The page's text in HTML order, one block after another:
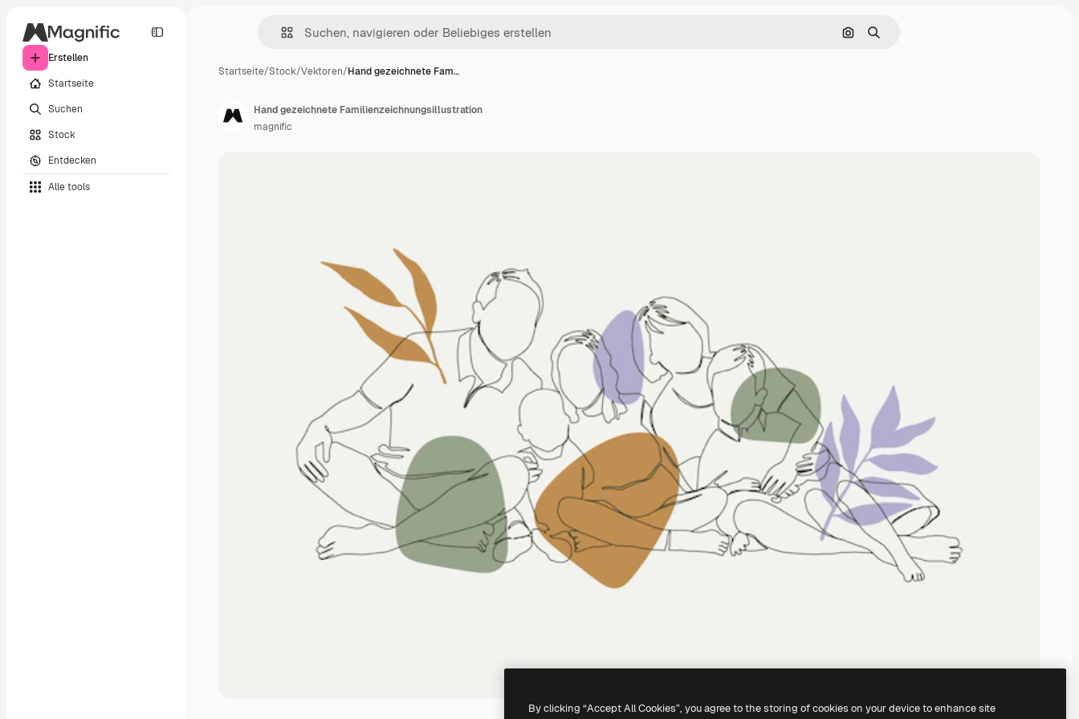
Erstellen
Startseite
Suchen
Stock
Entdecken
Alle tools
Nach Bild suchen
Suchen
Startseite/Stock/Vektoren/Hand gezeichnete Fam…
Hand gezeichnete Familienzeichnungsillustration
magnific
By clicking “Accept All Cookies”, you agree to the storing of cookies on your device to enhance site